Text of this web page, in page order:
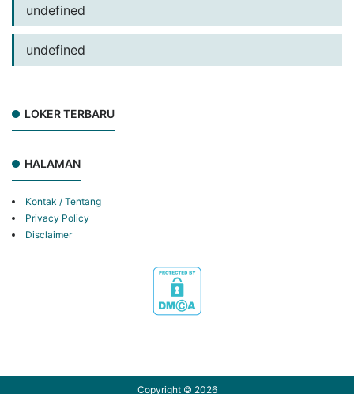
undefined
undefined
LOKER TERBARU
HALAMAN
Kontak / Tentang
Privacy Policy
Disclaimer
Copyright © 2026